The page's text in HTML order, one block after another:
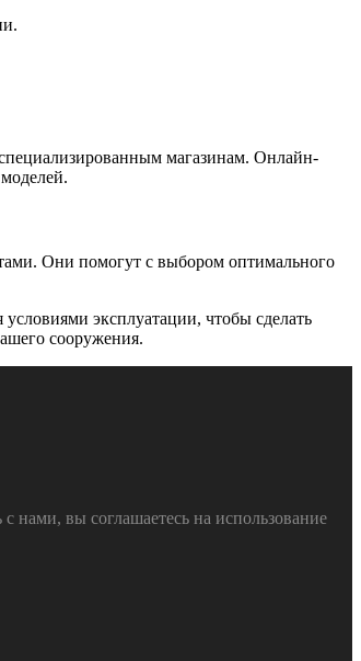
магазинам. Онлайн-
Они помогут с выбором оптимального
эксплуатации, чтобы сделать
сооружения.
нами, вы соглашаетесь на использование